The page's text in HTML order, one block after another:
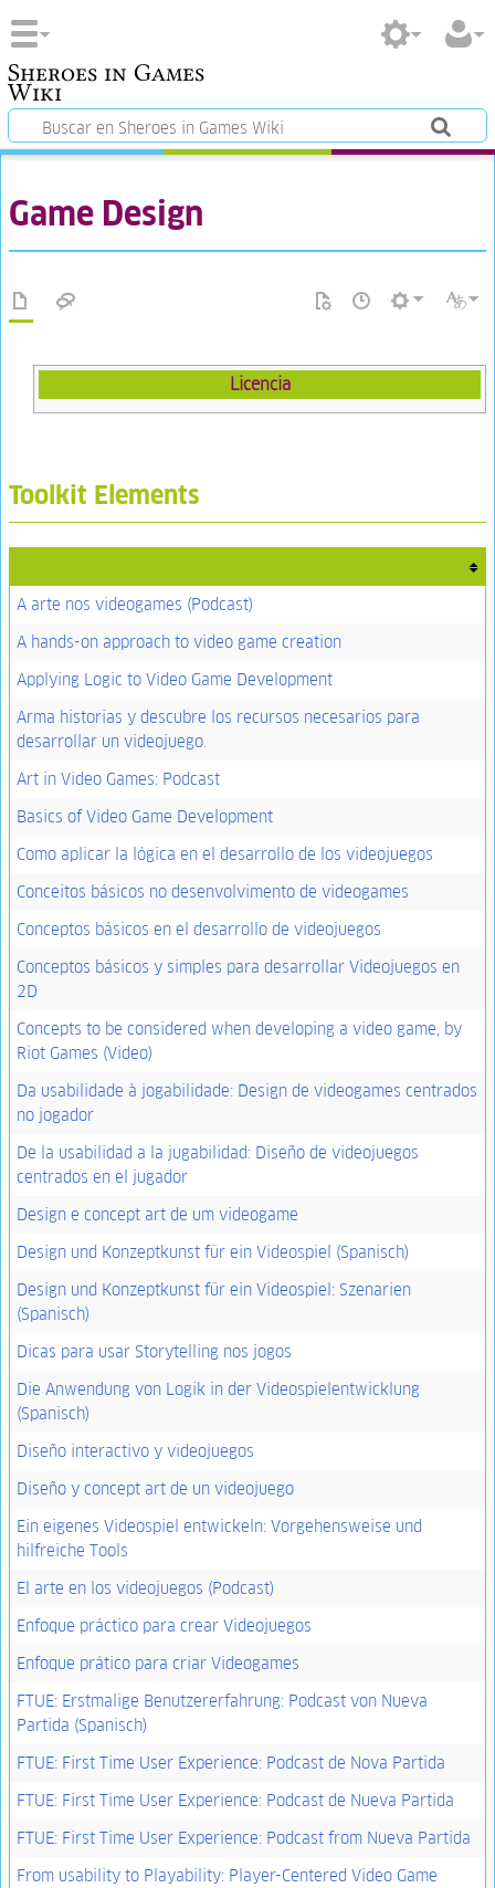
Sheroes in Games
Wiki
Game Design
Licencia
Toolkit Elements
A arte nos videogames (Podcast)
A hands-on approach to video game creation
Applying Logic to Video Game Development
Arma historias y descubre los recursos necesarios para
desarrollar un videojuego.
Art in Video Games: Podcast
Basics of Video Game Development
Como aplicar la lógica en el desarrollo de los videojuegos
Conceitos básicos no desenvolvimento de videogames
Conceptos básicos en el desarrollo de videojuegos
Conceptos básicos y simples para desarrollar Videojuegos en
2D
Concepts to be considered when developing a video game, by
Riot Games (Video)
Da usabilidade à jogabilidade: Design de videogames centrados
no jogador
De la usabilidad a la jugabilidad: Diseño de videojuegos
centrados en el jugador
Design e concept art de um videogame
Design und Konzeptkunst für ein Videospiel (Spanisch)
Design und Konzeptkunst für ein Videospiel: Szenarien
(Spanisch)
Dicas para usar Storytelling nos jogos
Die Anwendung von Logik in der Videospielentwicklung
(Spanisch)
Diseño interactivo y videojuegos
Diseño y concept art de un videojuego
Ein eigenes Videospiel entwickeln: Vorgehensweise und
hilfreiche Tools
El arte en los videojuegos (Podcast)
Enfoque práctico para crear Videojuegos
Enfoque prático para criar Videogames
FTUE: Erstmalige Benutzererfahrung: Podcast von Nueva
Partida (Spanisch)
FTUE: First Time User Experience: Podcast de Nova Partida
FTUE: First Time User Experience: Podcast de Nueva Partida
FTUE: First Time User Experience: Podcast from Nueva Partida
From usability to Playability: Player-Centered Video Game